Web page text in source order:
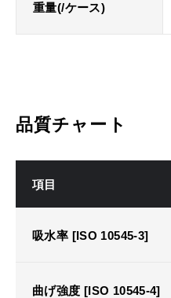
重量(/ケース)
品質チャート
項目
吸水率 [ISO 10545-3]
曲げ強度 [ISO 10545-4]